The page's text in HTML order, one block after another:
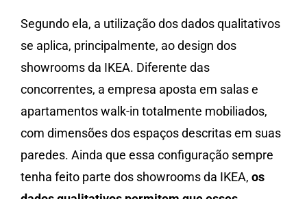
Segundo ela, a utilização dos dados qualitativos
se aplica, principalmente, ao design dos
showrooms da IKEA. Diferente das
concorrentes, a empresa aposta em salas e
apartamentos walk-in totalmente mobiliados,
com dimensões dos espaços descritas em suas
paredes. Ainda que essa configuração sempre
tenha feito parte dos showrooms da IKEA, os